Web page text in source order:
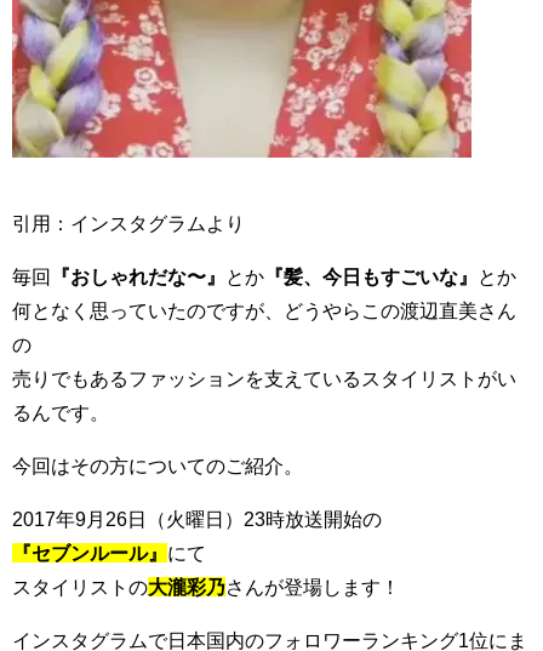
引用：インスタグラムより
毎回 『おしゃれだな〜』 とか 『髪、今日もすごいな』
とか
何となく思っていたのですが、どうやらこの渡辺直美さん
の
売りでもあるファッションを支えているスタイリストがい
るんです。
今回はその方についてのご紹介。
2017年9月26日（火曜日）23時放送開始の
『セブンルール』 にて
スタイリストの大瀧彩乃さんが登場します！
インスタグラムで日本国内のフォロワーランキング1位にま